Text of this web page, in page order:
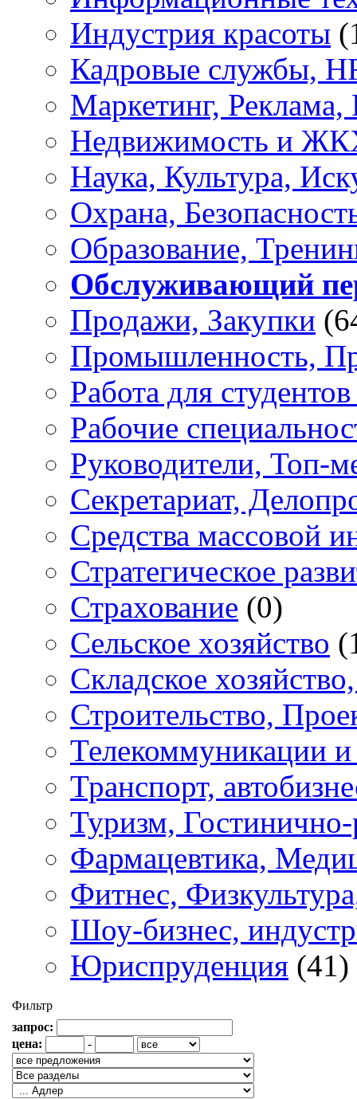
Индустрия красоты
Кадровые службы,
Маркетинг, Реклама,
Недвижимость и
Наука, Культура,
Охрана,
Образование,
Обслуживающий
Продажи, Закупки
Промышленность,
Работа для
Рабочие
Руководители, Топ-
Секретариат,
Средства массовой
Стратегическое
Страхование (0)
Сельское хозяйство
Складское
Строительство,
Телекоммуникации и
Транспорт,
Туризм,
Фармацевтика,
Фитнес,
Шоу-бизнес,
Юриспруденция (41)
Фильтр
запрос:
цена:
-